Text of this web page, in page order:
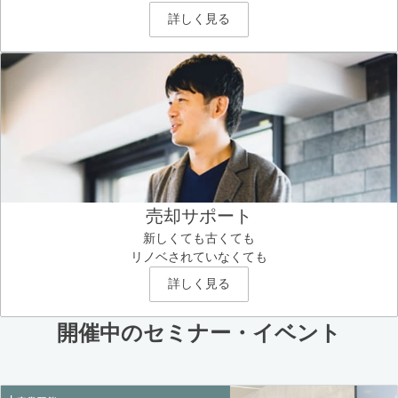
詳しく見る
売却サポート
新しくても古くても
リノベされていなくても
詳しく見る
開催中のセミナー・イベント